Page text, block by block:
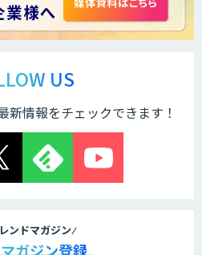
ト開発
生成AI Partner｜AIエージェン
プロ」
US
新情報をチェックできます！
ンドマガジン
ガジン登録